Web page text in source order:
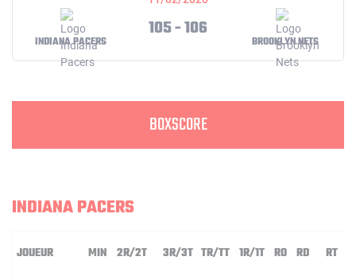
INDIANA PACERS
105 - 106
BROOKLYN NETS
BOXSCORE
INDIANA PACERS
JOUEUR MIN 2R/2T 3R/3T TR/TT 1R/1T RO RD RT